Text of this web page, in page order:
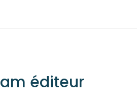
éditeur